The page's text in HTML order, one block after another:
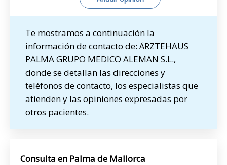
Te mostramos a continuación la
información de contacto de: ÄRZTEHAUS
PALMA GRUPO MEDICO ALEMAN S.L.,
donde se detallan las direcciones y
teléfonos de contacto, los especialistas que
atienden y las opiniones expresadas por
otros pacientes.
Consulta en Palma de Mallorca